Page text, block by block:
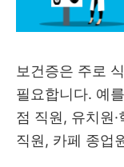
보건증은 주로
필요합니다. 예
점 직원, 유치원
직원, 카페 종업